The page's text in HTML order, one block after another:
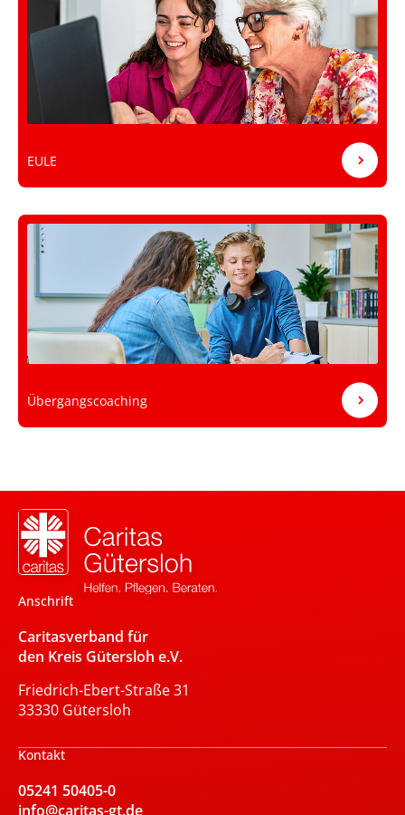
EULE
Übergangscoaching
Anschrift
Caritasverband für
den Kreis Gütersloh e.V.
Friedrich-Ebert-Straße 31
33330 Gütersloh
Kontakt
05241 50405-0
info@caritas-gt.de